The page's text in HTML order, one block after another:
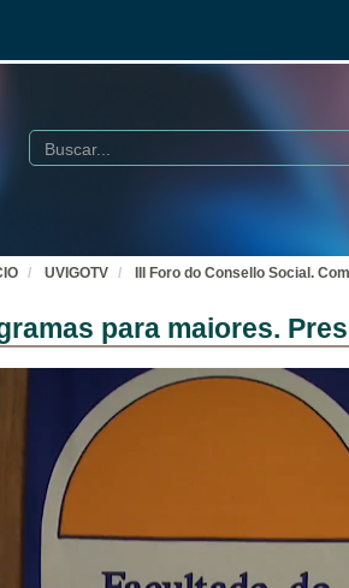
Buscar
UVIGOTV III Foro do Consello Social.
para maiores.